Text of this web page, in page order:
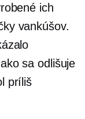
ich
vankúšov.
sa odlišuje
príliš